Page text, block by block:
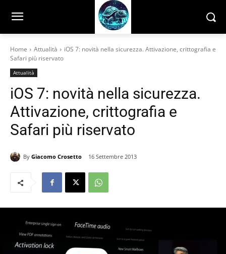
Home Attualità
iOS 7: novità nella sicurezza. Attivazione, crittografia e
Safari più riservato
Attualità
iOS 7: novità nella sicurezza.
Attivazione, crittografia e
Safari più riservato
By Giacomo Crosetto 16 Settembre 2013